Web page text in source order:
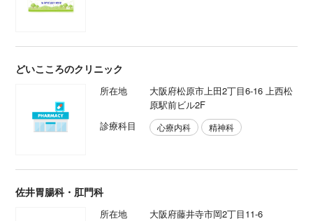
どいこころのクリニック
所在地
大阪府松原市上田2丁目6-16 上西松
原駅前ビル2F
診療科目
心療内科 精神科
佐井胃腸科・肛門科
所在地
大阪府藤井寺市岡2丁目11-6